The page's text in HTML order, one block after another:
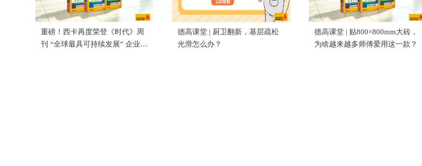
重磅！西卡再度荣登《时代》周
刊 “全球最具可持续发展” 企业榜
德高课堂 | 厨卫翻新，基层疏松
光滑怎么办？
德高课堂 | 贴800×800mm大砖，
为啥越来越多师傅爱用这一款？